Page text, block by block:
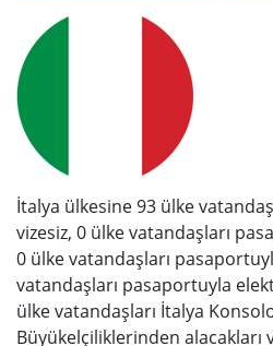
İtalya ülkesine 93 ülke
vizesiz, 0 ülke vatandaşları
0 ülke vatandaşları
vatandaşları pasaportuyla
ülke vatandaşları İtalya
Büyükelçiliklerinden alacakları